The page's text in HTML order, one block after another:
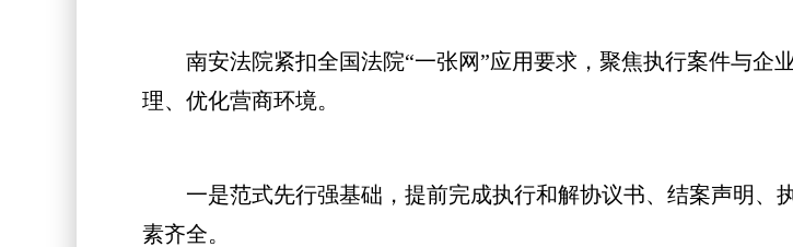
南安法院紧扣全国法院“一张网”应用要求，聚焦执行案件与企
理、优化营商环境。
一是范式先行强基础，提前完成执行和解协议书、结案声明、
素齐全。